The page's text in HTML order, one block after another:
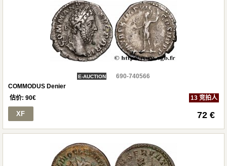
E-AUCTION
690-740566
COMMODUS Denier
估价: 90€ 13 竞拍人
XF 72 €